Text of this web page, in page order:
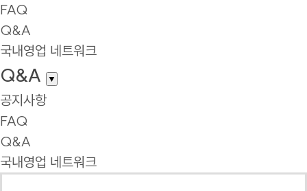
FAQ
Q&A
국내영업 네트워크
Q&A ▼
공지사항
FAQ
Q&A
국내영업 네트워크